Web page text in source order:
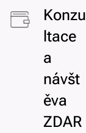
Konzu
ltace
a
návšt
ěva
ZDAR